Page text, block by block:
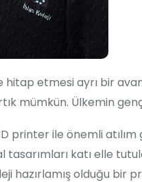
etmesi ayrı bir
mümkün. Ülkemin
printer ile önemli
katı elle
hazırlamış olduğu bir